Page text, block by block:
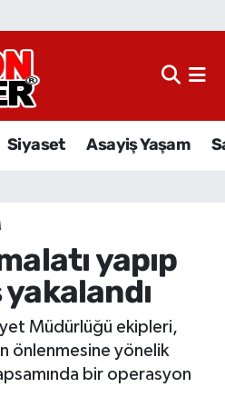
Siyaset Asayiş Yaşam
yapıp
Müdürlüğü ekipleri,
önlenmesine yönelik
bir operasyon